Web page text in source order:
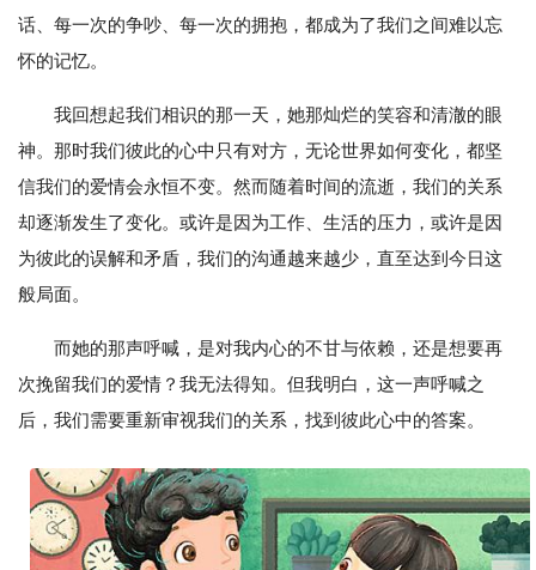
话、每一次的争吵、每一次的拥抱，都成为了我们之间难以忘
怀的记忆。
我回想起我们相识的那一天，她那灿烂的笑容和清澈的眼
神。那时我们彼此的心中只有对方，无论世界如何变化，都坚
信我们的爱情会永恒不变。然而随着时间的流逝，我们的关系
却逐渐发生了变化。或许是因为工作、生活的压力，或许是因
为彼此的误解和矛盾，我们的沟通越来越少，直至达到今日这
般局面。
而她的那声呼喊，是对我内心的不甘与依赖，还是想要再
次挽留我们的爱情？我无法得知。但我明白，这一声呼喊之
后，我们需要重新审视我们的关系，找到彼此心中的答案。